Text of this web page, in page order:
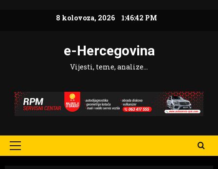
8 kolovoza, 2026 1:46:43 PM
e-Hercegovina
Vijesti, teme, analize…
Primary